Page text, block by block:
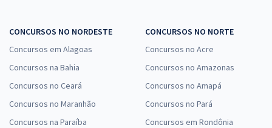
CONCURSOS NO NORDESTE
Concursos em Alagoas
Concursos na Bahia
Concursos no Ceará
Concursos no Maranhão
Concursos na Paraíba
CONCURSOS NO NORTE
Concursos no Acre
Concursos no Amazonas
Concursos no Amapá
Concursos no Pará
Concursos em Rondônia